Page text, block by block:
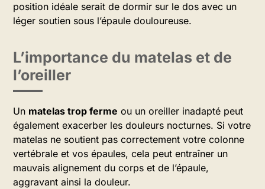
position idéale serait de dormir sur le dos avec un
léger soutien sous l’épaule douloureuse.
L’importance du matelas et de
l’oreiller
Un matelas trop ferme ou un oreiller inadapté peut
également exacerber les douleurs nocturnes. Si votre
matelas ne soutient pas correctement votre colonne
vertébrale et vos épaules, cela peut entraîner un
mauvais alignement du corps et de l’épaule,
aggravant ainsi la douleur.